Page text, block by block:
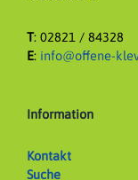
T: 02821 / 84328
E: info@offene-
Information
Kontakt
Suche